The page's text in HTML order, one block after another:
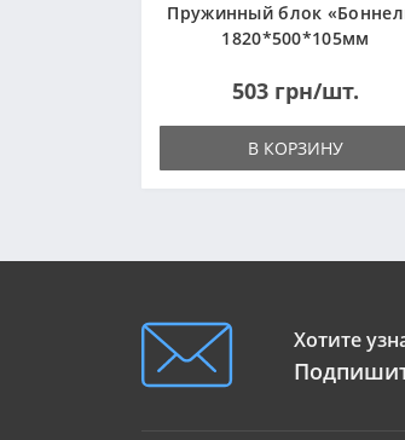
Пружинный блок
1820*500*105мм
503 грн/шт.
В КОРЗИНУ
Хотите